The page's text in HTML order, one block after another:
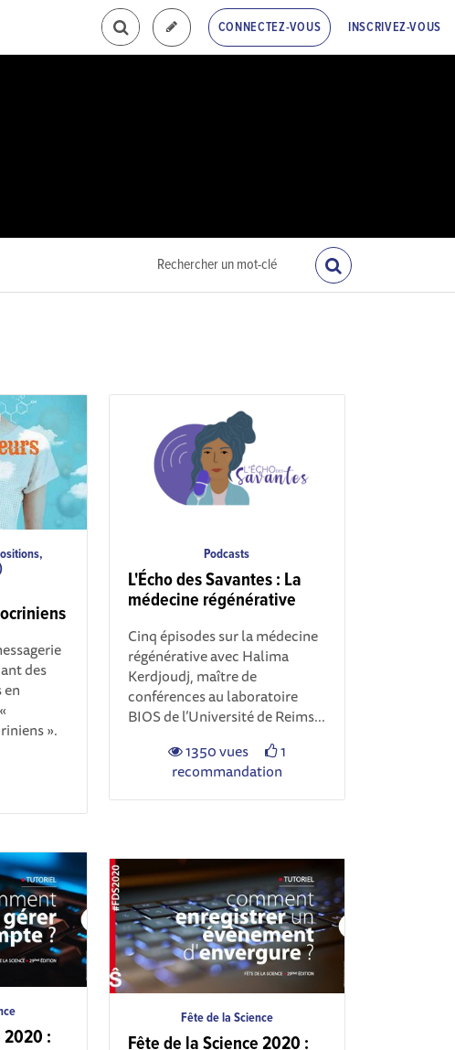
CONNECTEZ-VOUS INSCRIVEZ-VOUS
des
».
Podcasts
L'Écho des Savantes : La
médecine régénérative
Cinq épisodes sur la médecine
régénérative avec Halima
Kerdjoudj, maître de
conférences au laboratoire
BIOS de l’Université de Reims...
1350 vues
1
recommandation
2020 :
Fête de la Science
Fête de la Science 2020 :